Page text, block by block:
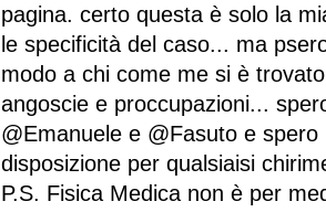
pagina. certo questa è solo la
le specificità del caso... ma
modo a chi come me si è
angoscie e proccupazioni...
@Emanuele e @Fasuto e
disposizione per qualsiaisi
P.S. Fisica Medica non è per